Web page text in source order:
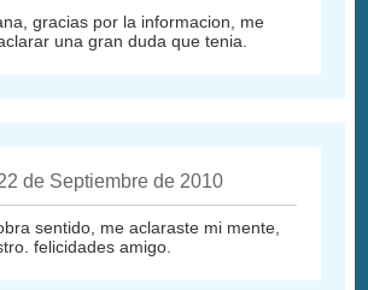
gracias por la informacion, me
una gran duda que tenia.
de Septiembre de 2010
sentido, me aclaraste mi mente,
felicidades amigo.